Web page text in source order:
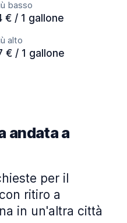
basso
€ / 1 gallone
alto
€ / 1 gallone
andata a
per il
ritiro a
in un'altra città